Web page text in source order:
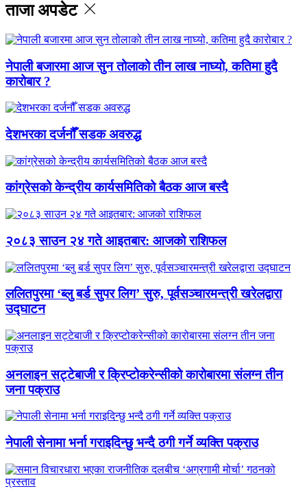
ताजा अपडेट
नेपाली बजारमा आज सुन तोलाको तीन लाख नाघ्यो, कतिमा हुदै
कारोबार ?
देशभरका दर्जनौँ सडक अवरुद्ध
कांग्रेसको केन्द्रीय कार्यसमितिको बैठक आज बस्दै
२०८३ साउन २४ गते आइतबार: आजको राशिफल
ललितपुरमा ‘ब्लु बर्ड सुपर लिग’ सुरु, पूर्वसञ्चारमन्त्री खरेलद्वारा
उद्घाटन
अनलाइन सट्टेबाजी र क्रिप्टोकरेन्सीको कारोबारमा संलग्न तीन
जना पक्राउ
नेपाली सेनामा भर्ना गराइदिन्छु भन्दै ठगी गर्ने व्यक्ति पक्राउ